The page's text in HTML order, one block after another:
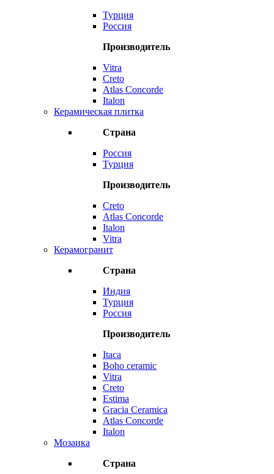
Турция
Россия
Производитель
Vitra
Creto
Atlas Concorde
Italon
Керамическая плитка
Страна
Россия
Турция
Производитель
Creto
Atlas Concorde
Italon
Vitra
Керамогранит
Страна
Индия
Турция
Россия
Производитель
Itaca
Boho ceramic
Vitra
Creto
Estima
Gracia Ceramica
Atlas Concorde
Italon
Мозаика
Страна